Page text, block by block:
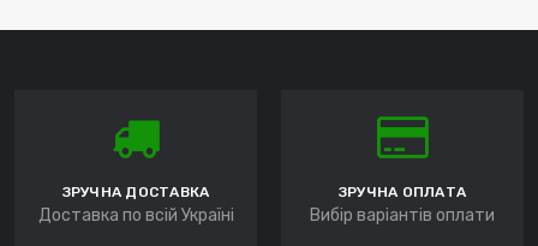
ЗРУЧНА ДОСТАВКА
Доставка по всій Україні
ЗРУЧНА ОПЛАТА
Вибір варіантів оплати